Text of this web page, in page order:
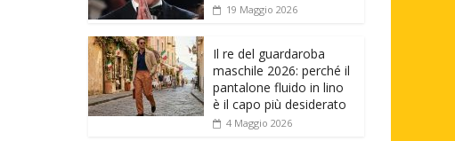
19 Maggio 2026
Il re del guardaroba
maschile 2026: perché il
pantalone fluido in lino
è il capo più desiderato
4 Maggio 2026